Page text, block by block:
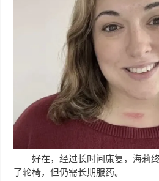
好在，经过长时间康复，海莉
了轮椅，但仍需长期服药。